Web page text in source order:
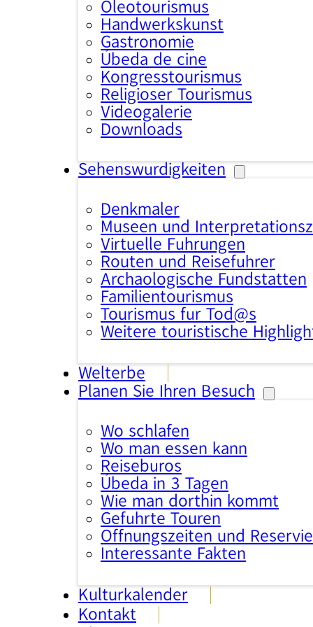
Oleotourismus
Handwerkskunst
Gastronomie
Úbeda de cine
Kongresstourismus
Religiöser Tourismus
Videogalerie
Downloads
Sehenswürdigkeiten
Denkmäler
Museen und
Virtuelle Führungen
Routen und Reiseführer
Archäologische Fundstätten
Familientourismus
Tourismus für Tod@s
Weitere touristische
Welterbe
Planen Sie Ihren Besuch
Wo schlafen
Wo man essen kann
Reisebüros
Úbeda in 3 Tagen
Wie man dorthin kommt
Geführte Touren
Öffnungszeiten und
Interessante Fakten
Kulturkalender
Kontakt